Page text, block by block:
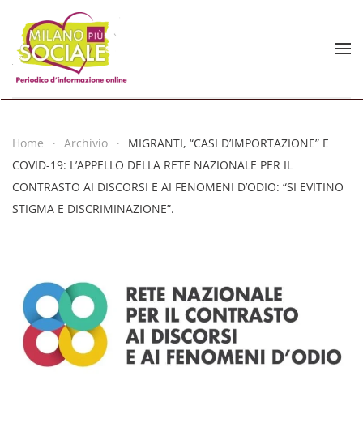
Skip to main content
Home Archivio
MIGRANTI, “CASI D’IMPORTAZIONE” E
COVID-19: L’APPELLO DELLA RETE NAZIONALE PER IL
CONTRASTO AI DISCORSI E AI FENOMENI D’ODIO: “SI EVITINO
STIGMA E DISCRIMINAZIONE”.